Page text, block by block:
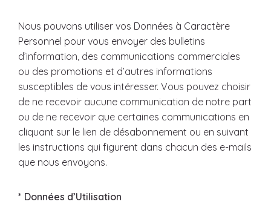
Nous pouvons utiliser vos Données à Caractère
Personnel pour vous envoyer des bulletins
d’information, des communications commerciales
ou des promotions et d’autres informations
susceptibles de vous intéresser. Vous pouvez choisir
de ne recevoir aucune communication de notre part
ou de ne recevoir que certaines communications en
cliquant sur le lien de désabonnement ou en suivant
les instructions qui figurent dans chacun des e-mails
que nous envoyons.
* Données d’Utilisation